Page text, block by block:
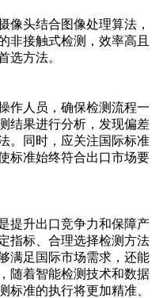
像头结合图像处理算法，
非接触式检测，效率高且
选方法。
作人员，确保检测流程一
结果进行分析，发现偏差
。同时，应关注国际标准
标准始终符合出口市场要
提升出口竞争力和保障产
指标、合理选择检测方法
满足国际市场需求，还能
随着智能检测技术和数据
标准的执行将更加精准、